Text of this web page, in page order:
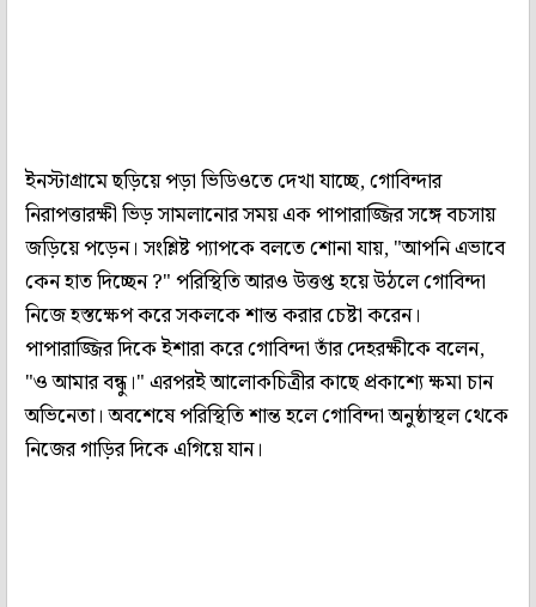
ইনস্টাগ্রামে ছড়িয়ে পড়া ভিডিওতে দেখা যাচ্ছে, গোবিন্দার
নিরাপত্তারক্ষী ভিড় সামলানোর সময় এক পাপারাজ্জির সঙ্গে বচসায়
জড়িয়ে পড়েন। সংশ্লিষ্ট প্যাপকে বলতে শোনা যায়, "আপনি এভাবে
কেন হাত দিচ্ছেন ?" পরিস্থিতি আরও উত্তপ্ত হয়ে উঠলে গোবিন্দা
নিজে হস্তক্ষেপ করে সকলকে শান্ত করার চেষ্টা করেন।
পাপারাজ্জির দিকে ইশারা করে গোবিন্দা তাঁর দেহরক্ষীকে বলেন,
"ও আমার বন্ধু।" এরপরই আলোকচিত্রীর কাছে প্রকাশ্যে ক্ষমা চান
অভিনেতা। অবশেষে পরিস্থিতি শান্ত হলে গোবিন্দা অনুষ্ঠাস্থল থেকে
নিজের গাড়ির দিকে এগিয়ে যান।